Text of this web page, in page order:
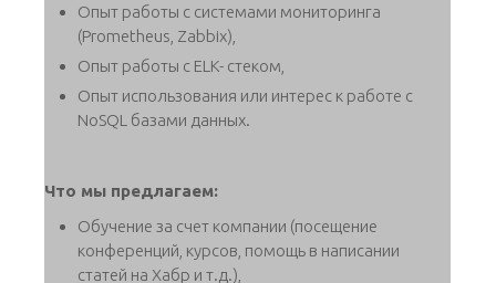
Опыт работы с системами мониторинга
(Prometheus, Zabbix),
Опыт работы с ELK- стеком,
Опыт использования или интерес к работе с
NoSQL базами данных.
Что мы предлагаем:
Обучение за счет компании (посещение
конференций, курсов, помощь в написании
статей на Хабр и т.д.),